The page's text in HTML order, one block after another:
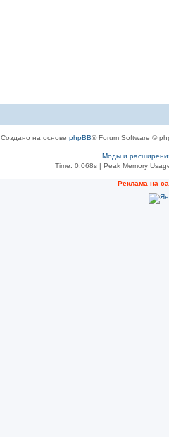
Создано на основе phpBB® Forum Software ©
Моды и
Time: 0.068s| Peak Memory
Рeклама на